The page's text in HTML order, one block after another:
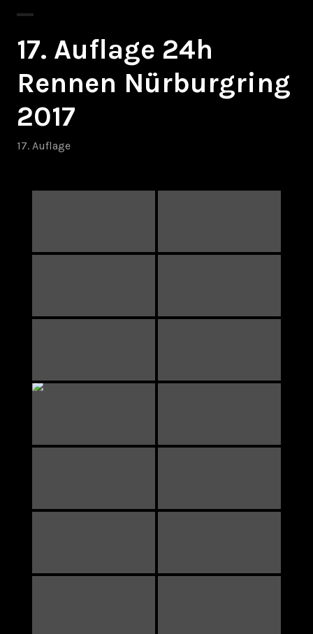
17. Auflage 24h
Rennen Nürburgring
2017
17. Auflage